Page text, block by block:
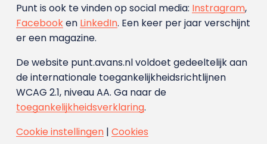
Punt is ook te vinden op social media: Instragram,
Facebooken LinkedIn. Een keer per jaar verschijnt
er een magazine.
De website punt.avans.nl voldoet gedeeltelijk aan
de internationale toegankelijkheidsrichtlijnen
WCAG 2.1, niveau AA. Ga naar de
toegankelijkheidsverklaring.
Cookie instellingen| Cookies